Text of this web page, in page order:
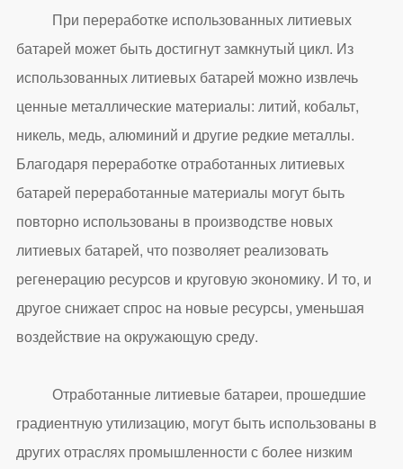
При переработке использованных литиевых
батарей может быть достигнут замкнутый цикл. Из
использованных литиевых батарей можно извлечь
ценные металлические материалы: литий, кобальт,
никель, медь, алюминий и другие редкие металлы.
Благодаря переработке отработанных литиевых
батарей переработанные материалы могут быть
повторно использованы в производстве новых
литиевых батарей, что позволяет реализовать
регенерацию ресурсов и круговую экономику. И то, и
другое снижает спрос на новые ресурсы, уменьшая
воздействие на окружающую среду.
Отработанные литиевые батареи, прошедшие
градиентную утилизацию, могут быть использованы в
других отраслях промышленности с более низким